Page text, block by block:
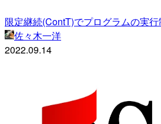
限定継続(ContT)でプログラムの実行
佐々木一洋
2022.09.14